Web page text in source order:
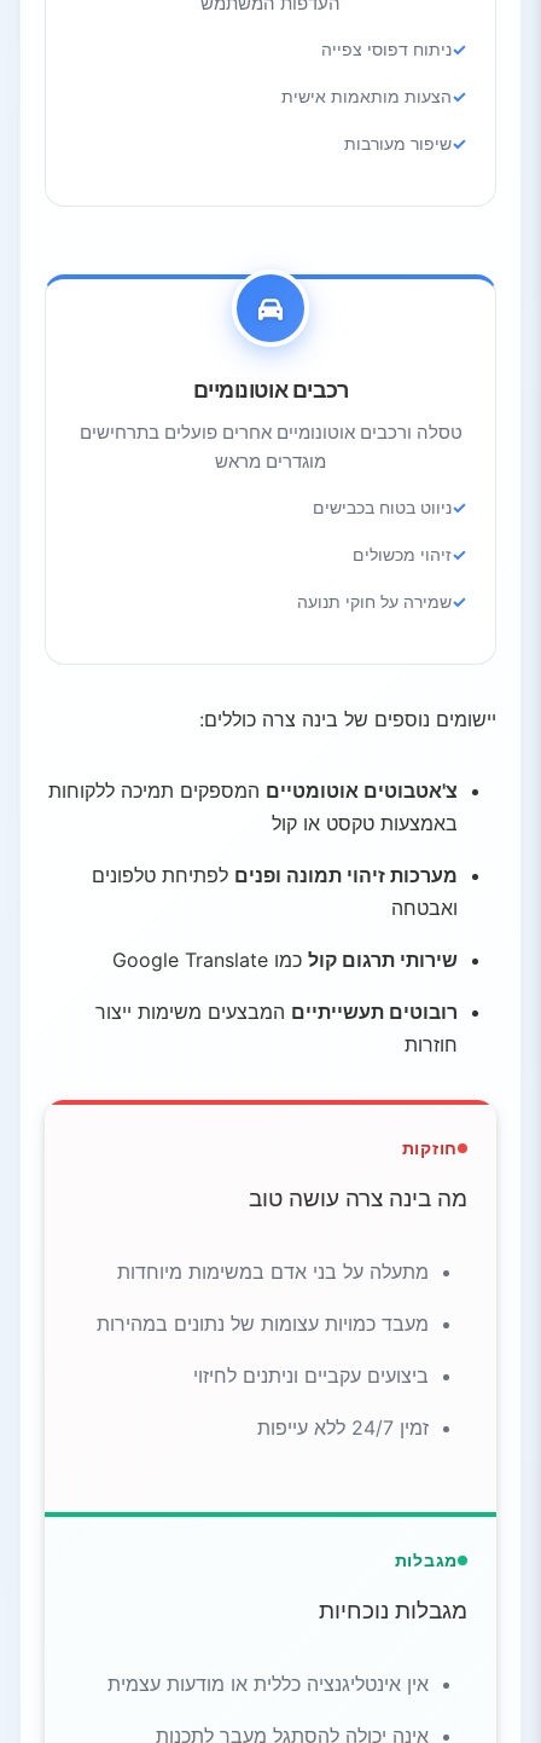
ניתוח דפוסי צפייה
הצעות מותאמות אישית
שיפור מעורבות
רכבים אוטונומיים
טסלה ורכבים אוטונומיים אחרים פועלים בתרחישים
מוגדרים מראש
ניווט בטוח בכבישים
זיהוי מכשולים
שמירה על חוקי תנועה
יישומים נוספים של בינה צרה כוללים:
צ'אטבוטים אוטומטיים המספקים תמיכה ללקוחות
באמצעות טקסט או קול
מערכות זיהוי תמונה ופנים לפתיחת טלפונים
ואבטחה
שירותי תרגום קול כמו Google Translate
רובוטים תעשייתיים המבצעים משימות ייצור
חוזרות
חוזקות
מה בינה צרה עושה טוב
מתעלה על בני אדם במשימות מיוחדות
מעבד כמויות עצומות של נתונים במהירות
ביצועים עקביים וניתנים לחיזוי
זמין 24/7 ללא עייפות
מגבלות
מגבלות נוכחיות
אין אינטליגנציה כללית או מודעות עצמית
אינה יכולה להסתגל מעבר לתכנות